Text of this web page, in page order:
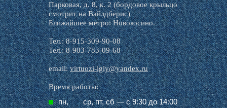
Парковая, д. 8, к. 2 (бордовое крыльцо
смотрит на Вайлдберис)
Ближайшее метро: Новокосино.
Тел.: 8-915-309-90-08
Тел.: 8-903-783-09-68
email:virtuozi-igly@yandex.ru
Время работы:
пн, ср, пт, cб — с 9:30 до 14:00